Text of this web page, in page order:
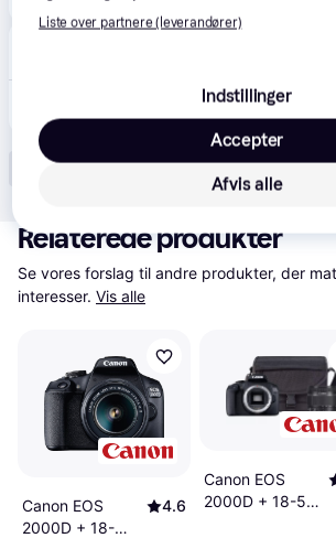
Vis alle (13)
Relaterede produkter
Se vores forslag til andre produkter, der
interesser. Vis alle
Canon EOS
2000D + 18-
4.6
Canon EOS
2000D + 18-55
Liste over partnere (leverandører)
Indstillinger
Afvis alle
Accepter